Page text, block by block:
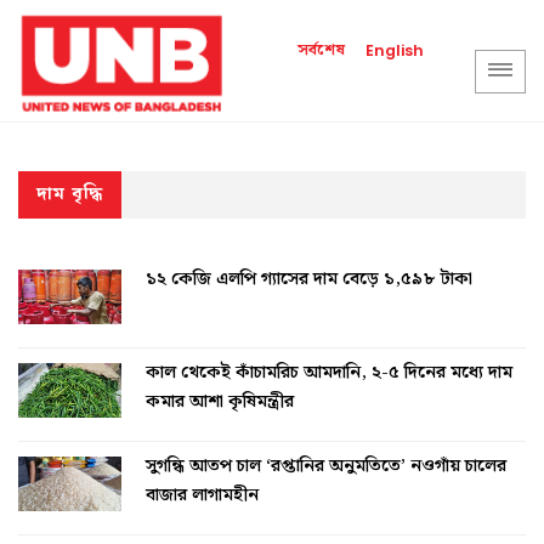
সর্বশেষ English
দাম বৃদ্ধি
১২ কেজি এলপি গ্যাসের দাম বেড়ে ১,৫৯৮ টাকা
কাল থেকেই কাঁচামরিচ আমদানি, ২-৫ দিনের মধ্যে দাম
কমার আশা কৃষিমন্ত্রীর
সুগন্ধি আতপ চাল ‘রপ্তানির অনুমতিতে’ নওগাঁয় চালের
বাজার লাগামহীন